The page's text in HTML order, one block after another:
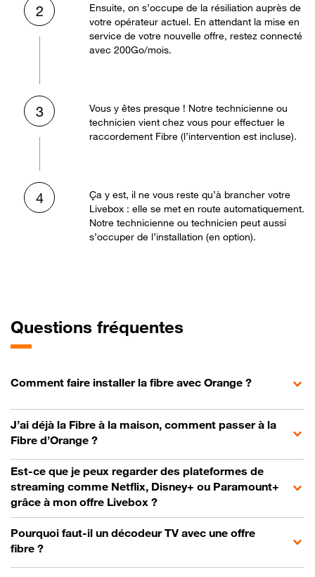
2
Ensuite, on s’occupe de la résiliation auprès de
votre opérateur actuel. En attendant la mise en
service de votre nouvelle offre, restez connecté
avec 200Go/mois.
3
Vous y êtes presque ! Notre technicienne ou
technicien vient chez vous pour effectuer le
raccordement Fibre (l’intervention est incluse).
4
Ça y est, il ne vous reste qu’à brancher votre
Livebox : elle se met en route automatiquement.
Notre technicienne ou technicien peut aussi
s’occuper de l’installation (en option).
Questions fréquentes
Comment faire installer la fibre avec Orange ?
J’ai déjà la Fibre à la maison, comment passer à la
Fibre d’Orange ?
Est-ce que je peux regarder des plateformes de
streaming comme Netflix, Disney+ ou Paramount+
grâce à mon offre Livebox ?
Pourquoi faut-il un décodeur TV avec une offre
fibre ?